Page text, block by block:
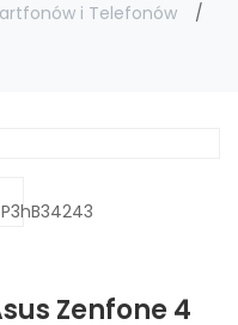
i Telefonów
Zenfone 4